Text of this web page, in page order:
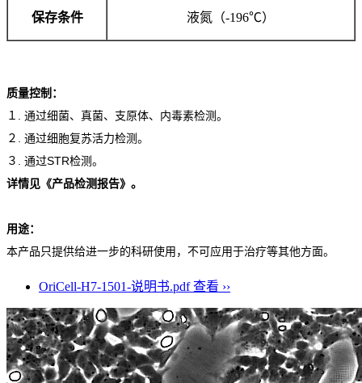
保存条件 液氮（-196℃）
质量控制：
１. 通过细菌、真菌、支原体、内毒素检测。
２. 通过细胞复苏活力检测。
３. 通过STR检测。
详情见《产品检测报告》。
用途：
本产品只提供给进一步的科研使用，不可应用于治疗等其他方面。
OriCell-H7-1501-说明书.pdf查看 ››